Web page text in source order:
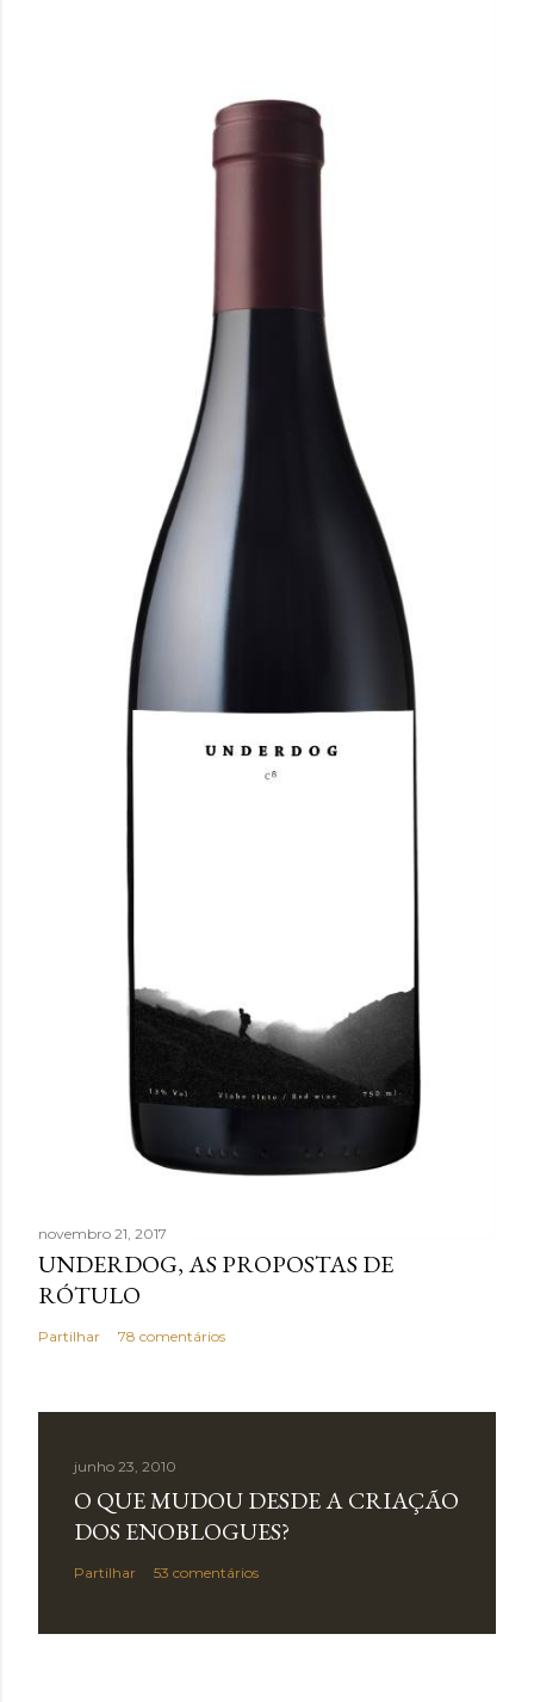
novembro 21, 2017
UNDERDOG, AS PROPOSTAS DE
RÓTULO
Partilhar 78 comentários
junho 23, 2010
O QUE MUDOU DESDE A CRIAÇÃO
DOS ENOBLOGUES?
Partilhar 53 comentários